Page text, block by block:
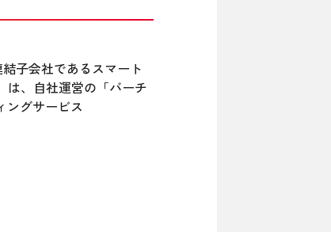
子会社であるスマート
は、自社運営の「バーチ
ングサービス